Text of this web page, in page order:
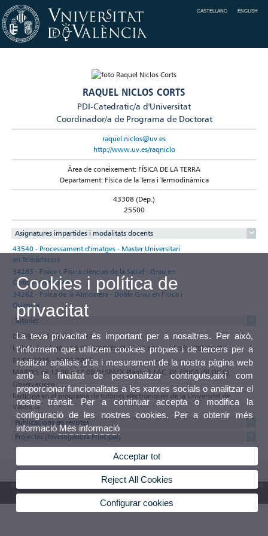
CASTELLANO ENGLISH
RAQUEL NICLOS CORTS
PDI-Catedratic/a d'Universitat
Coordinador/a de Programa de Doctorat
raquel.niclos@uv.es
http://www.uv.es/raqniclo
Àrea de coneixement: FÍSICA DE LA TERRA
Departament: Física de la Terra i Termodinàmica
43308 (Dep.)
25500
Asignatures impartides i modalitats docents
43540 - Processament d'imatges - Master Universitari
en Teledetecció
34283 - Física I. Física ciencias de la Salud - Grau en
Òptica i Optometria
34262 - Física de la Atmósfera - Doble Grau en Física i
Química
Tutories
01/09/2026 - 29/01/2027
LUNES de 11:30 a 13:00 DESPATX Planta 3 FAC. DE FÍSICA (BLOC C)
01/09/2026 - 29/01/2027
MARTES de 12:00 a 13:00 DESPATX Planta 3 FAC. DE FÍSICA (BLOC C)
Observacions
Participa en el programa de tutories electròniques de la Universitat de
València
Publicacions en revistes
Projectes (Investigadora Principal)
© 2026 UV. - Av. Blasco Ibáñez, 13. 46010 València. Espanya. Tel. UV: (+34) 963 86 41 00
Cookies i política de
privacitat
La teva privacitat és important per a nosaltres. Per això,
t'informem que utilitzem cookies pròpies i de tercers per a
realitzar anàlisis d'ús i mesurament de la nostra pàgina web
amb la finalitat de personalitzar continguts,així com
proporcionar funcionalitats a les xarxes socials o analitzar el
nostre trànsit. Per a continuar accepta o modifica la
configuració de les nostres cookies. Per a obtenir més
informacióMés informació
Acceptar tot
Reject All Cookies
Configurar cookies